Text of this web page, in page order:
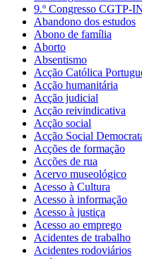
9.º Congresso CGTP-
Abandono dos estudos
Abono de família
Aborto
Absentismo
Acção Católica
Acção humanitária
Acção judicial
Acção reivindicativa
Acção social
Acção Social
Acções de formação
Acções de rua
Acervo museológico
Acesso à Cultura
Acesso à informação
Acesso à justiça
Acesso ao emprego
Acidentes de trabalho
Acidentes rodoviários